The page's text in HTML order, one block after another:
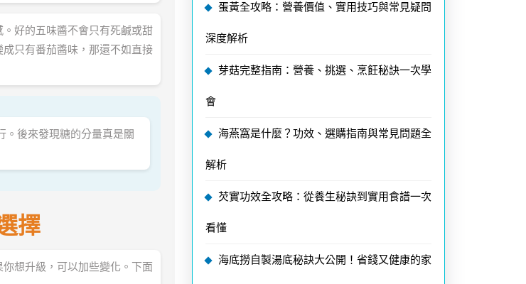
好的五味醬不會只有死鹹或甜
只有番茄醬味，那還不如直接
。後來發現糖的分量真是關
擇
想升級，可以加些變化。下面
蛋黃全攻略：營養價值、實用技巧與常見疑問
深度解析
芽菇完整指南：營養、挑選、烹飪秘訣一次學
會
海燕窩是什麼？功效、選購指南與常見問題全
解析
芡實功效全攻略：從養生秘訣到實用食譜一次
看懂
海底撈自製湯底秘訣大公開！省錢又健康的家